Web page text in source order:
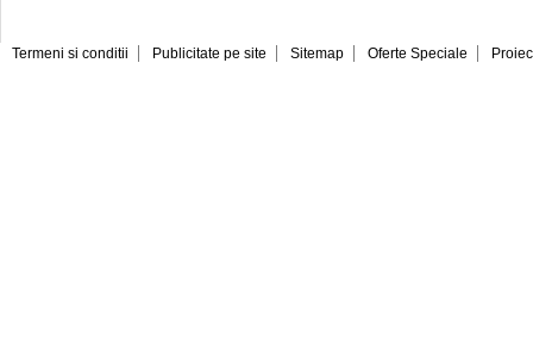
Termeni si conditii Publicitate pe site Sitemap Oferte Speciale